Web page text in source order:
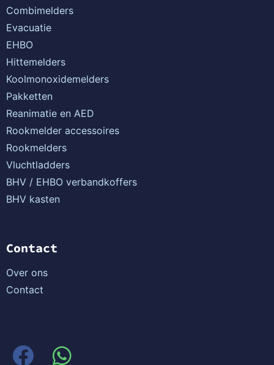
Combimelders
Evacuatie
EHBO
Hittemelders
Koolmonoxidemelders
Pakketten
Reanimatie en AED
Rookmelder accessoires
Rookmelders
Vluchtladders
BHV / EHBO verbandkoffers
BHV kasten
Contact
Over ons
Contact